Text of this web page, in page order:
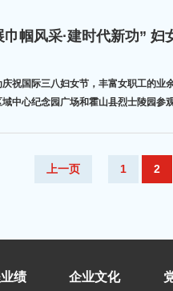
帼风采·建时代新功” 妇
祝国际三八妇女节，丰富女职工的
中心纪念园广场和霍山县烈士陵园参
上一页 1 2
绩 企业文化